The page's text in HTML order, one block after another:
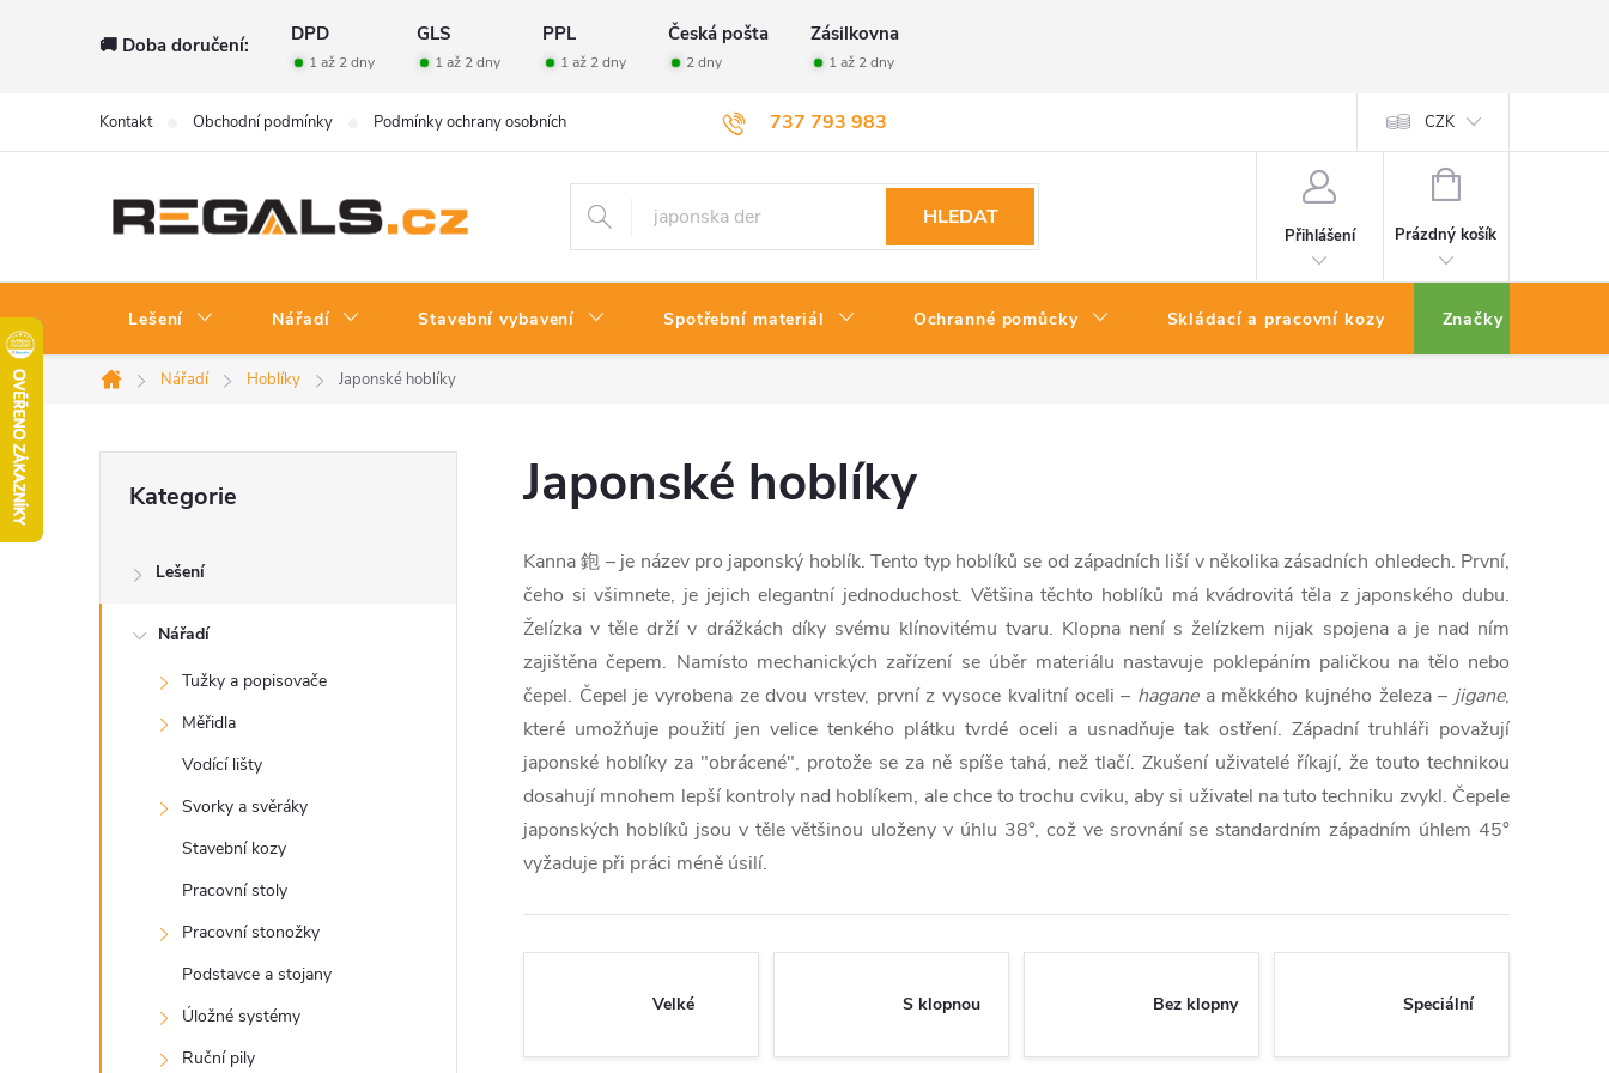
🚚 Doba doručení: DPD GLS PPL Česká pošta Zásilkovna
1 až 2 dny 1 až 2 dny 1 až 2 dny 2 dny 1 až 2 dny
737 793 983
Kontakt Obchodní podmínky Podmínky ochrany osobních údajů Velkoobchod Vrácení zboží CZK
HLEDAT
Přihlášení
NÁKUPNÍ
Prázdný košík
Lešení Nářadí Stavební vybavení Spotřební materiál Ochranné pomůcky Skládací a pracovní kozy Značky
Domů
Nářadí Hoblíky Japonské hoblíky
s
kategorie
Kategorie
Lešení
Nářadí
Tužky a popisovače
Měřidla
Vodící lišty
Svorky a svěráky
Stavební kozy
Pracovní stoly
Pracovní stonožky
Podstavce a stojany
Úložné systémy
Ruční pily
Japonské hoblíky
Kanna 鉋–⁠ je název pro japonský hoblík. Tento typ hoblíků se od západních liší v několika zásadních ohledech. První,
čeho si všimnete, je jejich elegantní jednoduchost. Většina těchto hoblíků má kvádrovitá těla z japonského dubu.
Želízka v těle drží v drážkách díky svému klínovitému tvaru. Klopna není s želízkem nijak spojena a je nad ním
zajištěna čepem. Namísto mechanických zařízení se úběr materiálu nastavuje poklepáním paličkou na tělo nebo
čepel. Čepel je vyrobena ze dvou vrstev, první z vysoce kvalitní oceli– haganea měkkého kujného železa–⁠ jigane,
které umožňuje použití jen velice tenkého plátku tvrdé oceli a usnadňuje tak ostření. Západní truhláři považují
japonské hoblíky za "obrácené", protože se za ně spíše tahá, než tlačí. Zkušení uživatelé říkají, že touto technikou
dosahují mnohem lepší kontroly nad hoblíkem, ale chce to trochu cviku, aby si uživatel na tuto techniku zvykl. Čepele
japonských hoblíků jsou v těle většinou uloženy v úhlu 38°, což ve srovnání se standardním západním úhlem 45°
vyžaduje při práci méně úsilí.
Velké S klopnou Bez klopny Speciální